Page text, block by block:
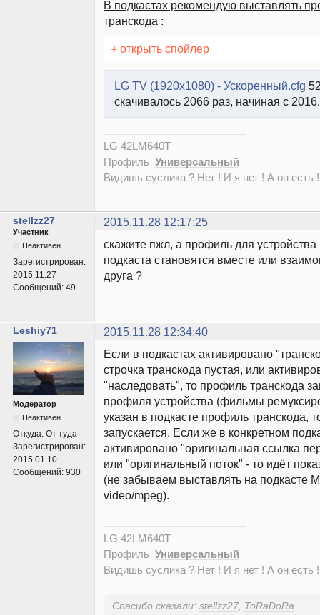
В подкастах рекомендую выставлять
транскода :
+ открыть спойлер
LG TV (1920x1080) - Ускоренный.cfg
скачивалось 2066 раз, начиная с
LG 42LM640T
Профиль Универсальный
Видишь суслика ? Нет ! И я нет ! А он есть
stellzz27 2015.11.28 12:17:25
Участник
Неактивен
Зарегистрирован:
2015.11.27
Сообщений: 49
скажите пжл, а профиль для
подкаста становятся вместе или
друга ?
Leshiy71 2015.11.28 12:34:40
Модератор
Неактивен
Откуда: От туда
Зарегистрирован:
2015.01.10
Сообщений: 930
Если в подкастах активировано
строчка транскода пустая, или
"наследовать", то профиль транскода
профиля устройства (фильмы
указан в подкасте профиль транскода,
запускается. Если же в конкретном
активировано "оригинальная ссылка
или "оригинальный поток" - то идёт
(не забываем выставлять на подкасте
video/mpeg).
LG 42LM640T
Профиль Универсальный
Видишь суслика ? Нет ! И я нет ! А он есть
Спасибо сказали: stellzz27 ToRaDoRa